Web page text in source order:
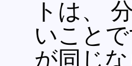
トは、
いこと
が同じ